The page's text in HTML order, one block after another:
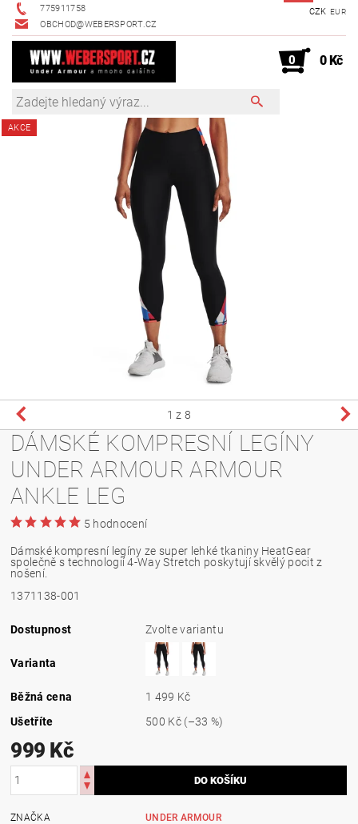
775911758
OBCHOD@WEBERSPORT.CZ
CZK EUR
0 0 Kč
AKCE
1 z 8
DÁMSKÉ KOMPRESNÍ LEGÍNY
UNDER ARMOUR ARMOUR
ANKLE LEG
5 hodnocení
Dámské kompresní legíny ze super lehké tkaniny HeatGear
společně s technologií 4-Way Stretch poskytují skvělý pocit z
nošení.
1371138-001
Dostupnost Zvolte variantu
Varianta
Běžná cena
1 499 Kč
Ušetříte
500 Kč (–33 %)
999 Kč
ZNAČKA
UNDER ARMOUR